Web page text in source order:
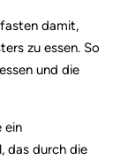
damit,
zu essen. So
und die
ein
das durch die